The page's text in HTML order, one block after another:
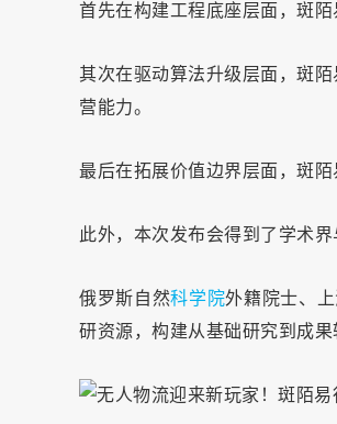
首先在构建工程底座层面，斑
其次在驱动算法升级层面，斑
营能力。
最后在拓展价值边界层面，斑
此外，本次发布会得到了学术界
俄罗斯自然科学院外籍院士、
研资源，构建从基础研究到成